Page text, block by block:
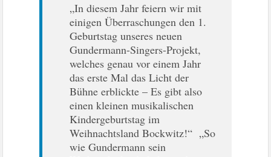
„In diesem Jahr feiern wir mit
einigen Überraschungen den 1.
Geburtstag unseres neuen
Gundermann-Singers-Projekt,
welches genau vor einem Jahr
das erste Mal das Licht der
Bühne erblickte – Es gibt also
einen kleinen musikalischen
Kindergeburtstag im
Weihnachtsland Bockwitz!“ „So
wie Gundermann sein